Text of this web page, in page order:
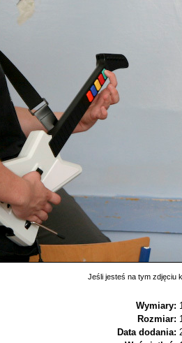
Jeśli jesteś na tym zdjęciu
Wymiary:
Rozmiar:
Data dodania: